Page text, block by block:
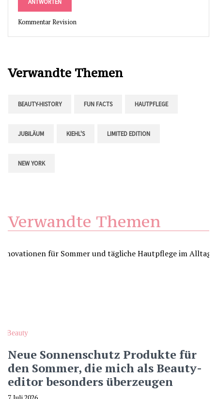
Kommentar Revision
Verwandte Themen
BEAUTY-HISTORY FUN FACTS HAUTPFLEGE
JUBILÄUM KIEHL'S LIMITED EDITION
NEW YORK
Verwandte Themen
Beauty
Neue Sonnenschutz Produkte für
den Sommer, die mich als Beauty-
editor besonders überzeugen